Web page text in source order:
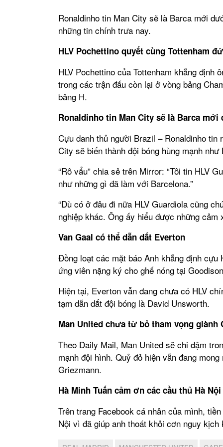
Ronaldinho tin Man City sẽ là Barca mới
những tin chính trưa nay.
HLV Pochettino quyết cùng Tottenham
HLV Pochettino của Tottenham khẳng định
trong các trận đấu còn lại ở vòng bảng
bảng H.
Ronaldinho tin Man City sẽ là Barca
Cựu danh thủ người Brazil – Ronaldinho
City sẽ biến thành đội bóng hùng mạnh
“Rô vẩu” chia sẻ trên Mirror: “Tôi tin HLV
như những gì đã làm với Barcelona.”
“Dù có ở đâu đi nữa HLV Guardiola cũng
nghiệp khác. Ông ấy hiểu được những cảm
Van Gaal có thể dẫn dắt Everton
Đồng loạt các mặt báo Anh khẳng định cựu
ứng viên nặng ký cho ghế nóng tại
Hiện tại, Everton vẫn đang chưa có HLV
tạm dẫn dắt đội bóng là David Unsworth.
Man United chưa từ bỏ tham vọng giành
Theo Daily Mail, Man United sẽ chi đậm
mạnh đội hình. Quỷ đỏ hiện vẫn đang
Griezmann.
Hà Minh Tuấn cảm ơn các cầu thủ Hà Nội
Trên trang Facebook cá nhân của mình,
Nội vì đã giúp anh thoát khỏi cơn nguy